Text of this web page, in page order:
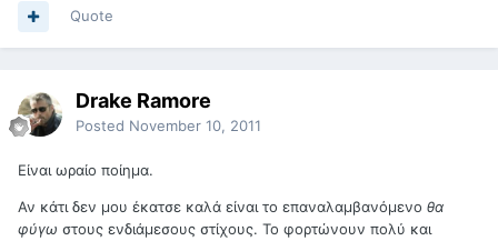
Quote
Drake Ramore
Posted November 10, 2011
Είναι ωραίο ποίημα.
Αν κάτι δεν μου έκατσε καλά είναι το επαναλαμβανόμενο θα
φύγω στους ενδιάμεσους στίχους. Το φορτώνουν πολύ και